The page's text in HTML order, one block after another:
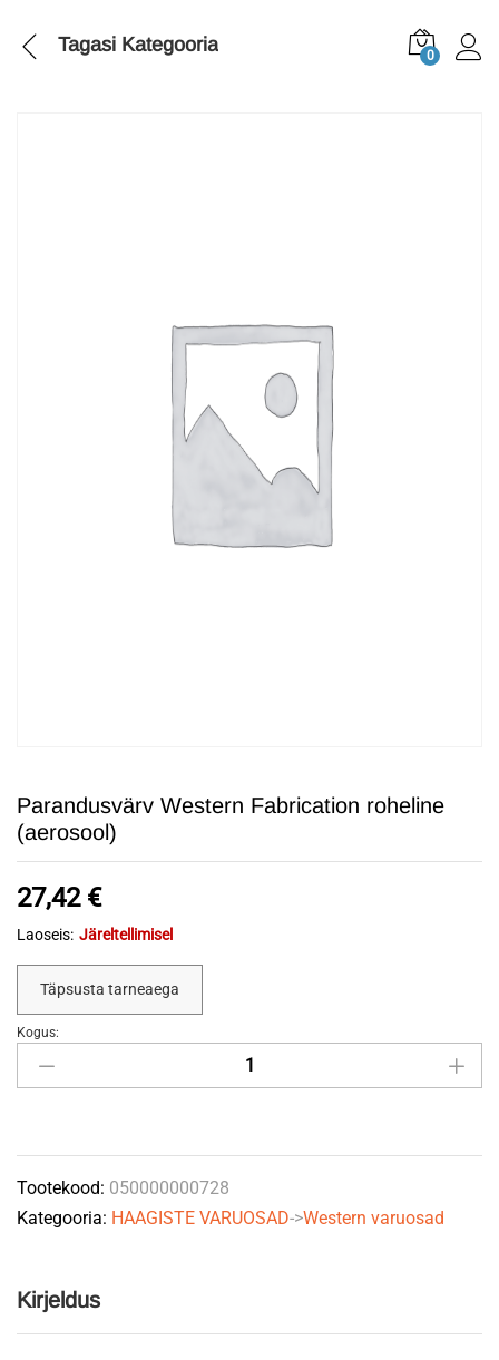
Tagasi Kategooria 0
Parandusvärv Western Fabrication roheline
(aerosool)
27,42 €
Laoseis: Järeltellimisel
Täpsusta tarneaega
Parandusvärv
Western
(aerosool)
quantity
Kogus:
Tootekood: 050000000728
Kategooria: HAAGISTE VARUOSAD->Western varuosad
Kirjeldus